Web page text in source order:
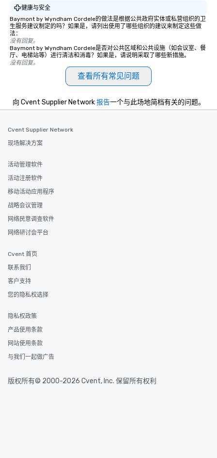
健康与安全
Baymont by Wyndham Cordele的做法是根据公共政府实体或私营组织的卫
生服务建议制定的吗？如果是，请列出使用了哪些组织的建议来制定这些做
法：
没有回复。
Baymont by Wyndham Cordele是否对公共区域和公共设施（如会议室、餐
厅、电梯站等）进行清洁和消毒？如果是，请说明采取了哪些新措施。
没有回复。
查看所有常见问题
向 Cvent Supplier Network报告一个与此场地简档有关的问题。
Cvent Supplier Network
现场解决方案
活动管理软件
活动注册软件
移动活动应用程序
战略会议管理
网络民意调查软件
网络研讨会平台
Cvent 首页
联系我们
客户支持
您的隐私权选择
隐私权政策
产品使用条款
网站使用条款
与我们一起做广告
版权所有© 2000-2026 Cvent, Inc. 保留所有权利